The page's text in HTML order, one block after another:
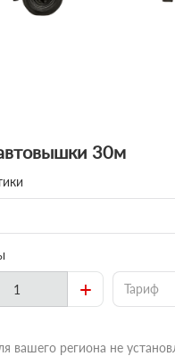
30м
+ Тариф
вашего региона не